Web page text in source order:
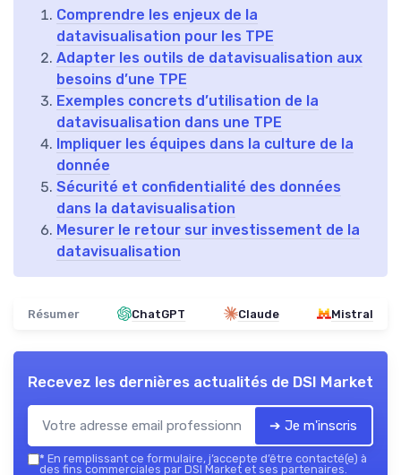
Comprendre les enjeux de la
datavisualisation pour les TPE
Adapter les outils de datavisualisation aux
besoins d’une TPE
Exemples concrets d’utilisation de la
datavisualisation dans une TPE
Impliquer les équipes dans la culture de la
donnée
Sécurité et confidentialité des données
dans la datavisualisation
Mesurer le retour sur investissement de la
datavisualisation
Résumer ChatGPT Claude Mistral
Recevez les dernières actualités de DSI Market
➔ Je m'inscris
* En remplissant ce formulaire, j’accepte d’être contacté(e) à
des fins commerciales par DSI Market et ses partenaires.